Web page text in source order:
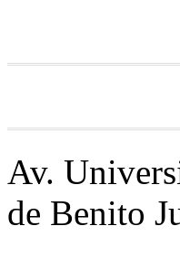
Av.
de Benito